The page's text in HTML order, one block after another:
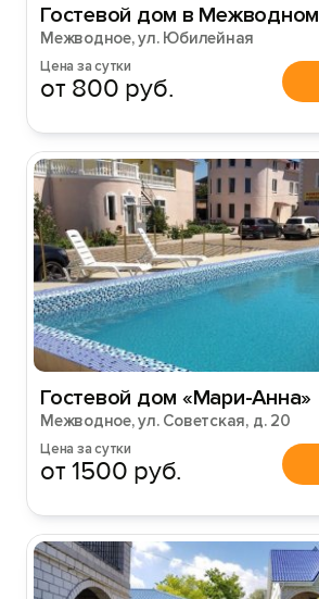
Гостевой дом в Межводном
Межводное, ул. Юбилейная
Цена за сутки
от 800 руб.
Гостевой дом «Мари-Анна»
Межводное, ул. Советская, д. 20
Цена за сутки
от 1500 руб.